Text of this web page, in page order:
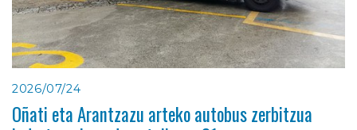
2026/07/24
Oñati eta Arantzazu arteko autobus zerbitzua